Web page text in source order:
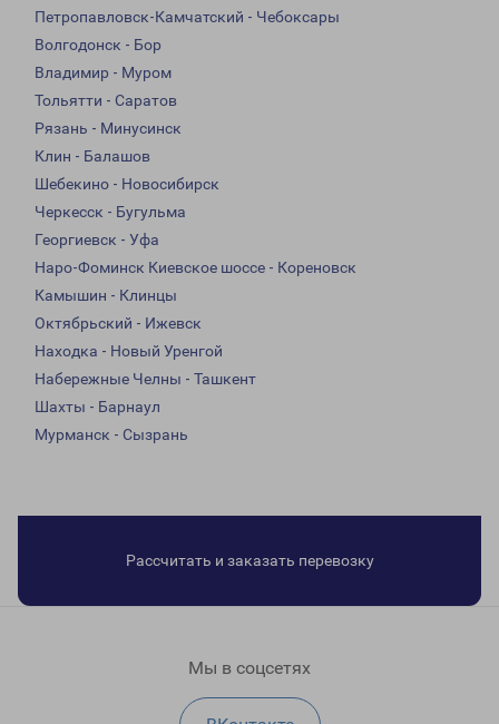
Петропавловск-Камчатский - Чебоксары
Волгодонск - Бор
Владимир - Муром
Тольятти - Саратов
Рязань - Минусинск
Клин - Балашов
Шебекино - Новосибирск
Черкесск - Бугульма
Георгиевск - Уфа
Наро-Фоминск Киевское шоссе - Кореновск
Камышин - Клинцы
Октябрьский - Ижевск
Находка - Новый Уренгой
Набережные Челны - Ташкент
Шахты - Барнаул
Мурманск - Сызрань
Рассчитать и заказать перевозку
Мы в соцсетях